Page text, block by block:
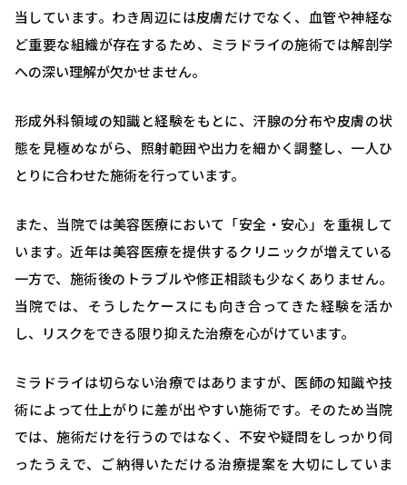
当しています。わき周辺には皮膚だけでなく、血管や神経な
ど重要な組織が存在するため、ミラドライの施術では解剖学
への深い理解が欠かせません。
形成外科領域の知識と経験をもとに、汗腺の分布や皮膚の状
態を見極めながら、照射範囲や出力を細かく調整し、一人ひ
とりに合わせた施術を行っています。
また、当院では美容医療において「安全・安心」を重視して
います。近年は美容医療を提供するクリニックが増えている
一方で、施術後のトラブルや修正相談も少なくありません。
当院では、そうしたケースにも向き合ってきた経験を活か
し、リスクをできる限り抑えた治療を心がけています。
ミラドライは切らない治療ではありますが、医師の知識や技
術によって仕上がりに差が出やすい施術です。そのため当院
では、施術だけを行うのではなく、不安や疑問をしっかり伺
ったうえで、ご納得いただける治療提案を大切にしていま